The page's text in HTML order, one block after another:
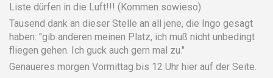
Liste dürfen in die Luft!!! (Kommen sowieso)
Tausend dank an dieser Stelle an all jene, die Ingo gesagt
haben: "gib anderen meinen Platz, ich muß nicht unbedingt
fliegen gehen. Ich guck auch gern mal zu."
Genaueres morgen Vormittag bis 12 Uhr hier auf der Seite.